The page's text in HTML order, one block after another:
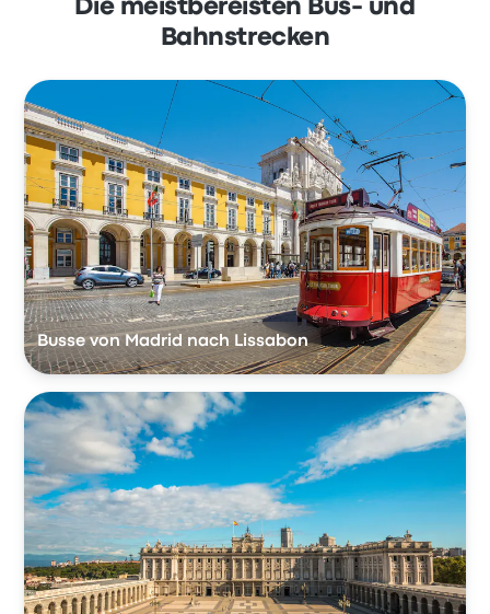
Die meistbereisten Bus- und
Bahnstrecken
Busse von Madrid nach Lissabon